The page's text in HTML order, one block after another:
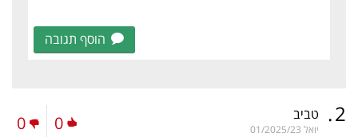
הוסף תגובה
2
. טביב
יואל 01/2025/23
0
0